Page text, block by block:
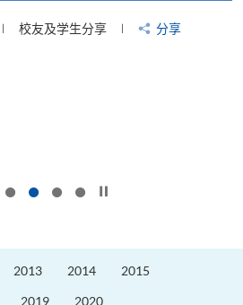
校友及学生分享 分享
2013 2014 2015
2019 2020